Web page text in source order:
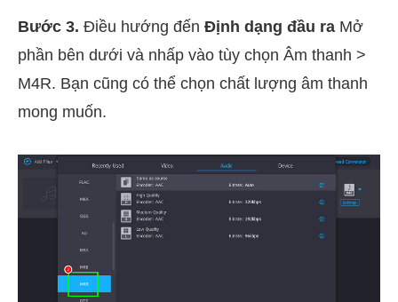
Bước 3. Điều hướng đến Định dạng đầu ra Mở
phần bên dưới và nhấp vào tùy chọn Âm thanh >
M4R. Bạn cũng có thể chọn chất lượng âm thanh
mong muốn.